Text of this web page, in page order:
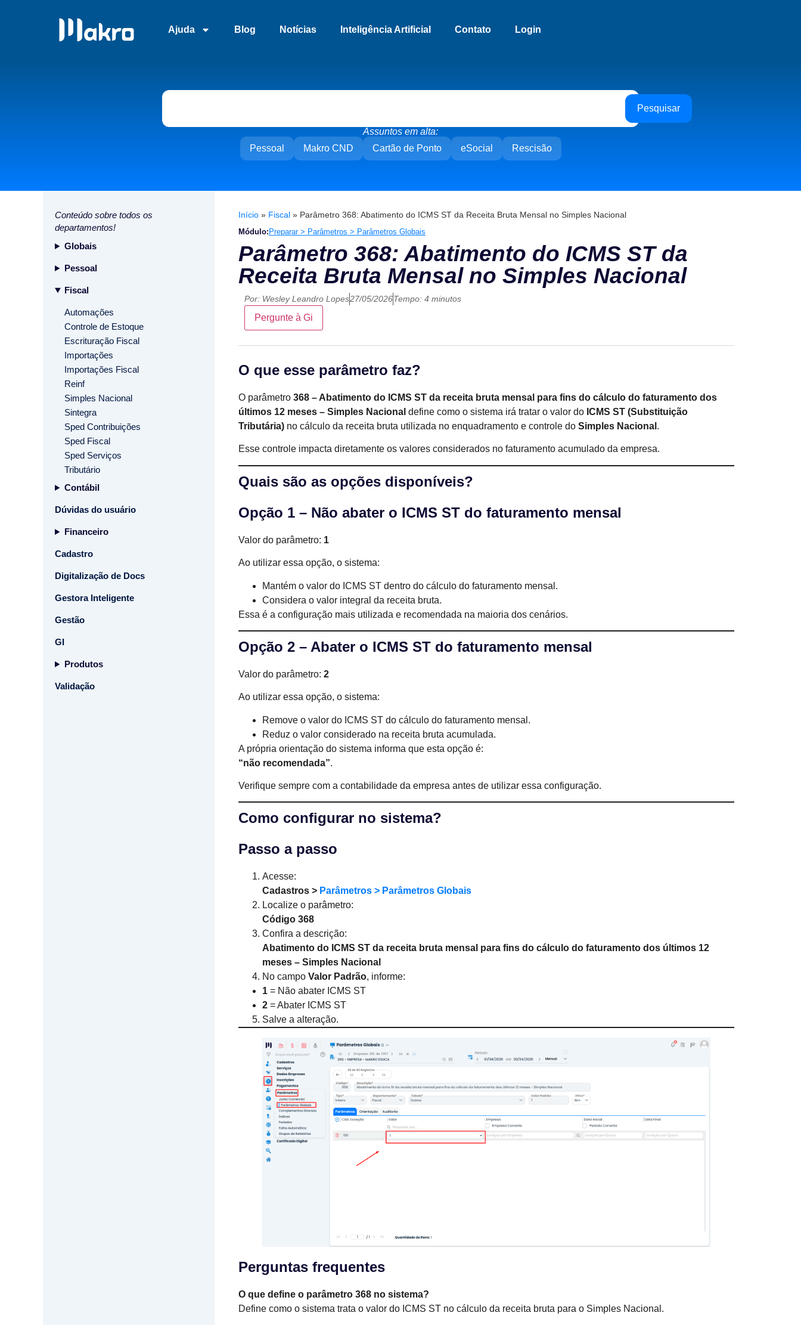
Ajuda Blog Notícias Inteligência Artificial Contato Login
Pesquisar
Assuntos em alta:
Pessoal
Makro CND Cartão de Ponto eSocial Rescisão
Conteúdo sobre todos os
departamentos!
Globais
Pessoal
Fiscal
Automações
Controle de Estoque
Escrituração Fiscal
Importações
Importações Fiscal
Reinf
Simples Nacional
Sintegra
Sped Contribuições
Sped Fiscal
Sped Serviços
Tributário
Contábil
Dúvidas do usuário
Financeiro
Cadastro
Digitalização de Docs
Gestora Inteligente
Gestão
GI
Produtos
Validação
Início » Fiscal » Parâmetro 368: Abatimento do ICMS ST da Receita Bruta Mensal no Simples Nacional
Módulo: Preparar > Parâmetros > Parâmetros Globais
Parâmetro 368: Abatimento do ICMS ST da
Receita Bruta Mensal no Simples Nacional
Por: Wesley Leandro Lopes27/05/2026Tempo: 4 minutos
Pergunte à Gi
O que esse parâmetro faz?
O parâmetro 368 – Abatimento do ICMS ST da receita bruta mensal para fins do cálculo do faturamento dos
últimos 12 meses – Simples Nacional define como o sistema irá tratar o valor do ICMS ST (Substituição
Tributária) no cálculo da receita bruta utilizada no enquadramento e controle do Simples Nacional .
Esse controle impacta diretamente os valores considerados no faturamento acumulado da empresa.
Quais são as opções disponíveis?
Opção 1 – Não abater o ICMS ST do faturamento mensal
Valor do parâmetro: 1
Ao utilizar essa opção, o sistema:
Mantém o valor do ICMS ST dentro do cálculo do faturamento mensal.
Considera o valor integral da receita bruta.
Essa é a configuração mais utilizada e recomendada na maioria dos cenários.
Opção 2 – Abater o ICMS ST do faturamento mensal
Valor do parâmetro: 2
Ao utilizar essa opção, o sistema:
Remove o valor do ICMS ST do cálculo do faturamento mensal.
Reduz o valor considerado na receita bruta acumulada.
A própria orientação do sistema informa que esta opção é:
“não recomendada”.
Verifique sempre com a contabilidade da empresa antes de utilizar essa configuração.
Como configurar no sistema?
Passo a passo
Acesse:
Cadastros > Parâmetros > Parâmetros Globais
Localize o parâmetro:
Código 368
Confira a descrição:
Abatimento do ICMS ST da receita bruta mensal para fins do cálculo do faturamento dos últimos 12
meses – Simples Nacional
No campo Valor Padrão, informe:
1 = Não abater ICMS ST
2 = Abater ICMS ST
Salve a alteração.
Perguntas frequentes
O que define o parâmetro 368 no sistema?
Define como o sistema trata o valor do ICMS ST no cálculo da receita bruta para o Simples Nacional.